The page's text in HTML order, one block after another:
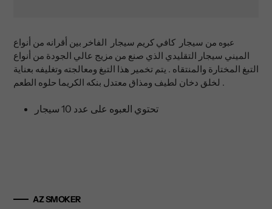
المنتج
إلى
عربة
التسوق
الخاصة
عبوه من سيجار كافي كريم سيجار الفاخر بين أقرانه من أنواع
الميني سيجار التقليدي الذي صنع من مزيج عالي الجودة من أنواع
التبغ المختارة والمنتقاه . يتم تخمير هذا التبغ ومعالجته وتغليفه بعناية
لخلق دخان لطيف ومذاق معتدل بنكه الكريما حلوه الطعم .
تحتوي العبوه على عدد 10 سيجار
AZ SMOKER